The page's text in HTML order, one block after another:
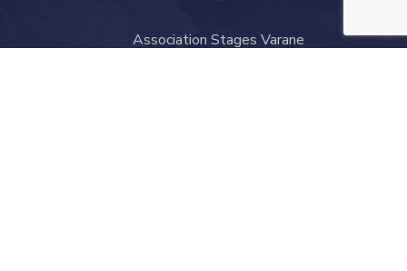
Association Stages Varane